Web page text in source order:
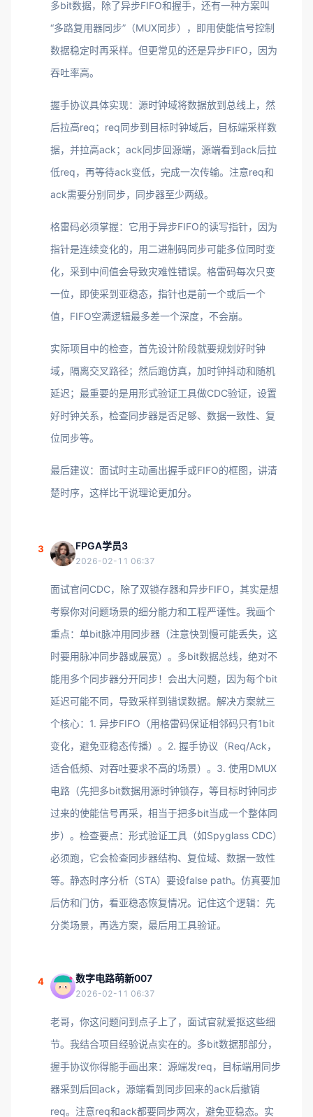
多bit数据，除了异步FIFO和握手，还有一种方案叫
“多路复用器同步”（MUX同步），即用使能信号控制
数据稳定时再采样。但更常见的还是异步FIFO，因为
吞吐率高。
握手协议具体实现：源时钟域将数据放到总线上，然
后拉高req；req同步到目标时钟域后，目标端采样数
据，并拉高ack；ack同步回源端，源端看到ack后拉
低req，再等待ack变低，完成一次传输。注意req和
ack需要分别同步，同步器至少两级。
格雷码必须掌握：它用于异步FIFO的读写指针，因为
指针是连续变化的，用二进制码同步可能多位同时变
化，采到中间值会导致灾难性错误。格雷码每次只变
一位，即使采到亚稳态，指针也是前一个或后一个
值，FIFO空满逻辑最多差一个深度，不会崩。
实际项目中的检查，首先设计阶段就要规划好时钟
域，隔离交叉路径；然后跑仿真，加时钟抖动和随机
延迟；最重要的是用形式验证工具做CDC验证，设置
好时钟关系，检查同步器是否足够、数据一致性、复
位同步等。
最后建议：面试时主动画出握手或FIFO的框图，讲清
楚时序，这样比干说理论更加分。
3 FPGA学员3
2026-02-11 06:37
面试官问CDC，除了双锁存器和异步FIFO，其实是想
考察你对问题场景的细分能力和工程严谨性。我画个
重点：单bit脉冲用同步器（注意快到慢可能丢失，这
时要用脉冲同步器或展宽）。多bit数据总线，绝对不
能用多个同步器分开同步！会出大问题，因为每个bit
延迟可能不同，导致采样到错误数据。解决方案就三
个核心：1. 异步FIFO（用格雷码保证相邻码只有1bit
变化，避免亚稳态传播）。2. 握手协议（Req/Ack，
适合低频、对吞吐要求不高的场景）。3. 使用DMUX
电路（先把多bit数据用源时钟锁存，等目标时钟同步
过来的使能信号再采，相当于把多bit当成一个整体同
步）。检查要点：形式验证工具（如Spyglass CDC）
必须跑，它会检查同步器结构、复位域、数据一致性
等。静态时序分析（STA）要设false path。仿真要加
后仿和门仿，看亚稳态恢复情况。记住这个逻辑：先
分类场景，再选方案，最后用工具验证。
4 数字电路萌新007
2026-02-11 06:37
老哥，你这问题问到点子上了，面试官就爱抠这些细
节。我结合项目经验说点实在的。多bit数据那部分，
握手协议你得能手画出来：源端发req，目标端用同步
器采到后回ack，源端看到同步回来的ack后撤销
req。注意req和ack都要同步两次，避免亚稳态。实